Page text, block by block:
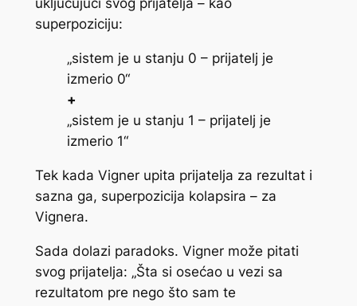
uključujući svog prijatelja – kao
superpoziciju:
„sistem je u stanju 0 – prijatelj je
izmerio 0“
+
„sistem je u stanju 1 – prijatelj je
izmerio 1“
Tek kada Vigner upita prijatelja za rezultat i
sazna ga, superpozicija kolapsira – za
Vignera.
Sada dolazi paradoks. Vigner može pitati
svog prijatelja: „Šta si osećao u vezi sa
rezultatom pre nego što sam te